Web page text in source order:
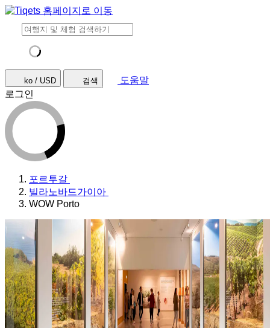
ko / USD 검색
도움말
로그인
포르투갈
빌라노바드가이아
WOW Porto